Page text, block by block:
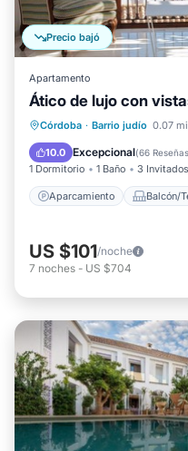
Precio bajó
Apartamento
Ático de lujo con
Córdoba · Barrio judío 0.07
10.0 Excepcional(66 Reseñas
1 Dormitorio 1 Baño 3 Invitados
Aparcamiento Balcón/
Aparcamiento
Cocina
Aire
US $101/noche
7 noches - US $704